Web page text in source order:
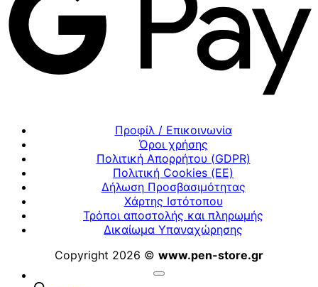
Προφίλ / Επικοινωνία
Όροι χρήσης
Πολιτική Απορρήτου (GDPR)
Πολιτική Cookies (ΕΕ)
Δήλωση Προσβασιμότητας
Χάρτης Ιστότοπου
Τρόποι αποστολής και πληρωμής
Δικαίωμα Υπαναχώρησης
Copyright 2026 © www.pen-store.gr